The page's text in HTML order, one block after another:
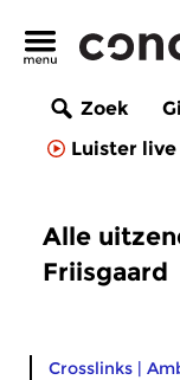
Zoek
Luister live
Alle
Friisgaard
Crosslinks |